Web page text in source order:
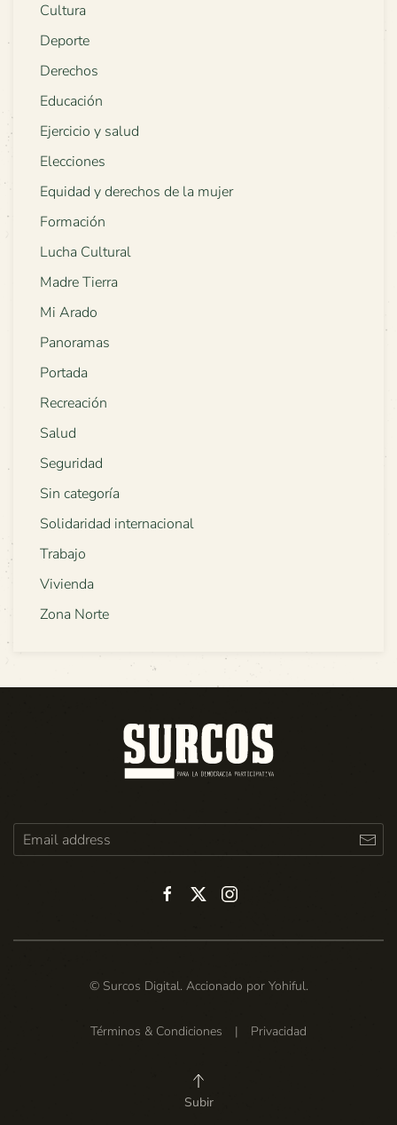
Cultura
Deporte
Derechos
Educación
Ejercicio y salud
Elecciones
Equidad y derechos de la mujer
Formación
Lucha Cultural
Madre Tierra
Mi Arado
Panoramas
Portada
Recreación
Salud
Seguridad
Sin categoría
Solidaridad internacional
Trabajo
Vivienda
Zona Norte
© Surcos Digital. Accionado por Yohiful.
Términos & Condiciones | Privacidad
Subir